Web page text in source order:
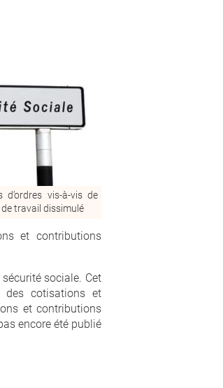
vis-à-vis de
travail dissimulé
et contributions
sociale. Cet
des cotisations et
et contributions
encore été publié